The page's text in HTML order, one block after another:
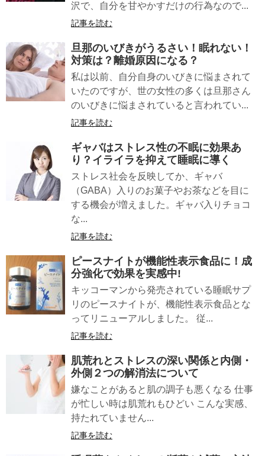
沢で、自分を甘やかすだけの行為なので...
記事を読む
旦那のいびきがうるさい！眠れない！
対策は？離婚原因になる？
私は以前、自分自身のいびきに悩まされて
いたのですが、世の女性の多くは旦那さん
のいびきに悩まされていると言われてい...
記事を読む
ギャバはストレス性の不眠に効果あ
り？イライラを抑えて睡眠に導く
ストレス社会を反映してか、ギャバ
（GABA）入りのお菓子やお茶などを目に
する機会が増えました。ギャバ入りチョコ
な...
記事を読む
ピースナイト が機能性表示食品に！成
分強化で効果を実感中!
キッコーマンから発売されている睡眠サプ
リのピースナイトが、機能性表示食品とな
ってリニューアルしました。 従...
記事を読む
肌荒れと ストレスの深い関係と内側・
外側２つの解消法について
嫌なことがあると肌の調子も悪くなる 仕事
が忙しい時は肌荒れもひどい こんな実感、
持たれていません...
記事を読む